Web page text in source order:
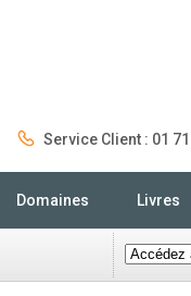
Service Client : 01
Domaines Livres